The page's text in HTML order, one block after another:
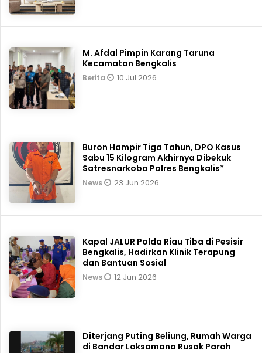
M. Afdal Pimpin Karang Taruna
Kecamatan Bengkalis
Berita 10 Jul 2026
Buron Hampir Tiga Tahun, DPO Kasus
Sabu 15 Kilogram Akhirnya Dibekuk
Satresnarkoba Polres Bengkalis*
News 23 Jun 2026
Kapal JALUR Polda Riau Tiba di Pesisir
Bengkalis, Hadirkan Klinik Terapung
dan Bantuan Sosial
News 12 Jun 2026
Diterjang Puting Beliung, Rumah Warga
di Bandar Laksamana Rusak Parah